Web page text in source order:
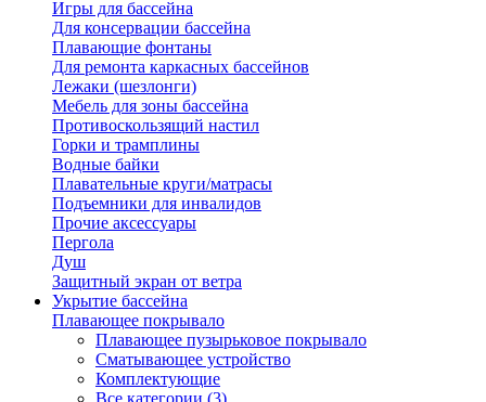
Игры для бассейна
Для консервации бассейна
Плавающие фонтаны
Для ремонта каркасных бассейнов
Лежаки (шезлонги)
Мебель для зоны бассейна
Противоскользящий настил
Горки и трамплины
Водные байки
Плавательные круги/матрасы
Подъемники для инвалидов
Прочие аксессуары
Пергола
Душ
Защитный экран от ветра
Укрытие бассейна
Плавающее покрывало
Плавающее пузырьковое покрывало
Сматывающее устройство
Комплектующие
Все категории (3)